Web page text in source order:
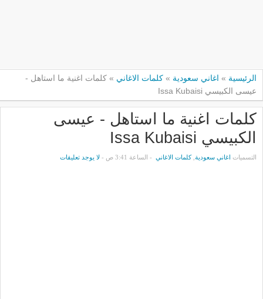
الرئيسية » اغاني سعودية » كلمات الاغاني » كلمات اغنية ما استاهل -
عيسى الكبيسي Issa Kubaisi
كلمات اغنية ما استاهل - عيسى
الكبيسي Issa Kubaisi
التسميات اغاني سعودية ,كلمات الاغاني - الساعة 3:41 ص - لا يوجد تعليقات